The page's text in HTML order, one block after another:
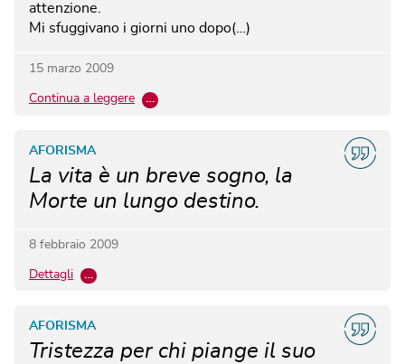
attenzione.
Mi sfuggivano i giorni uno dopo(…)
15 marzo 2009
Continua a leggere …
La vita è un breve sogno, la
Morte un lungo destino.
AFORISMA
8 febbraio 2009
Dettagli …
Tristezza per chi piange il suo
AFORISMA